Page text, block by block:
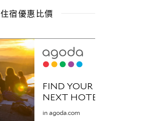
住宿優惠比價